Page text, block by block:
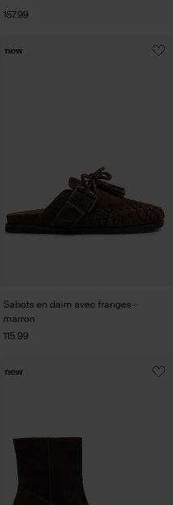
157.99
Sabots en daim avec franges -
marron
115.99
new
new